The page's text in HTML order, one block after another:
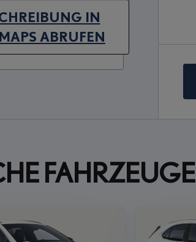
IN
ABRUFEN
(OPENS IN NEW TAB)
FAHRZEUGE